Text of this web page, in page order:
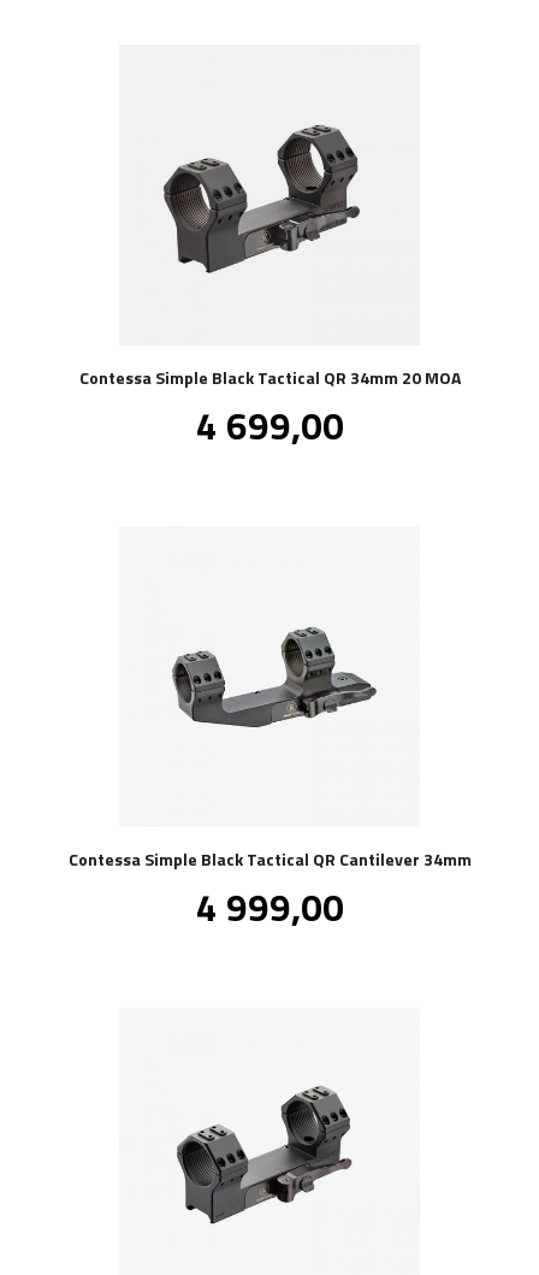
Contessa Simple Black Tactical QR 34mm 20 MOA
Pris
4 699,00mva.
Contessa Simple Black Tactical QR Cantilever 34mm
Pris
4 999,00mva.